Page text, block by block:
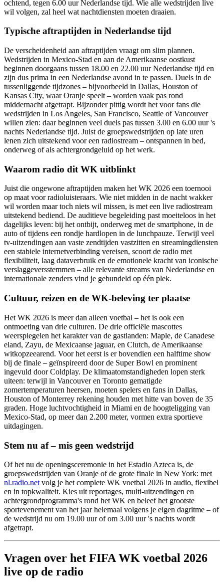
ochtend, tegen 6.00 uur Nederlandse tijd. Wie alle wedstrijden live
wil volgen, zal heel wat nachtdiensten moeten draaien.
Typische aftraptijden in Nederlandse tijd
De verscheidenheid aan aftraptijden vraagt om slim plannen.
Wedstrijden in Mexico-Stad en aan de Amerikaanse oostkust
beginnen doorgaans tussen 18.00 en 22.00 uur Nederlandse tijd en
zijn dus prima in een Nederlandse avond in te passen. Duels in de
tussenliggende tijdzones – bijvoorbeeld in Dallas, Houston of
Kansas City, waar Oranje speelt – worden vaak pas rond
middernacht afgetrapt. Bijzonder pittig wordt het voor fans die
wedstrijden in Los Angeles, San Francisco, Seattle of Vancouver
willen zien: daar beginnen veel duels pas tussen 3.00 en 6.00 uur 's
nachts Nederlandse tijd. Juist de groepswedstrijden op late uren
lenen zich uitstekend voor een radiostream – ontspannen in bed,
onderweg of als achtergrondgeluid op het werk.
Waarom radio dit WK uitblinkt
Juist die ongewone aftraptijden maken het WK 2026 een toernooi
op maat voor radioluisteraars. Wie niet midden in de nacht wakker
wil worden maar toch niets wil missen, is met een live radiostream
uitstekend bediend. De auditieve begeleiding past moeiteloos in het
dagelijks leven: bij het ontbijt, onderweg met de smartphone, in de
auto of tijdens een rondje hardlopen in de lunchpauze. Terwijl veel
tv-uitzendingen aan vaste zendtijden vastzitten en streamingdiensten
een stabiele internetverbinding vereisen, scoort de radio met
flexibiliteit, laag dataverbruik en de emotionele kracht van iconische
verslaggeversstemmen – alle relevante streams van Nederlandse en
internationale zenders vind je gebundeld op één plek.
Cultuur, reizen en de WK-beleving ter plaatse
Het WK 2026 is meer dan alleen voetbal – het is ook een
ontmoeting van drie culturen. De drie officiële mascottes
weerspiegelen het karakter van de gastlanden: Maple, de Canadese
eland, Zayu, de Mexicaanse jaguar, en Clutch, de Amerikaanse
witkopzeearend. Voor het eerst is er bovendien een halftime show
bij de finale – geïnspireerd door de Super Bowl en prominent
ingevuld door Coldplay. De klimaatomstandigheden lopen sterk
uiteen: terwijl in Vancouver en Toronto gematigde
zomertemperaturen heersen, moeten spelers en fans in Dallas,
Houston of Monterrey rekening houden met hitte van boven de 35
graden. Hoge luchtvochtigheid in Miami en de hoogteligging van
Mexico-Stad, op meer dan 2.200 meter, vormen extra sportieve
uitdagingen.
Stem nu af – mis geen wedstrijd
Of het nu de openingsceremonie in het Estadio Azteca is, de
groepswedstrijden van Oranje of de grote finale in New York: met
nl.radio.net volg je het complete WK voetbal 2026 in audio, flexibel
en in topkwaliteit. Kies uit reportages, multi-uitzendingen en
achtergrondprogramma's rond het WK en beleef het grootste
sportevenement van het jaar helemaal volgens je eigen dagritme – of
de wedstrijd nu om 19.00 uur of om 3.00 uur 's nachts wordt
afgetrapt.
Vragen over het FIFA WK voetbal 2026
live op de radio